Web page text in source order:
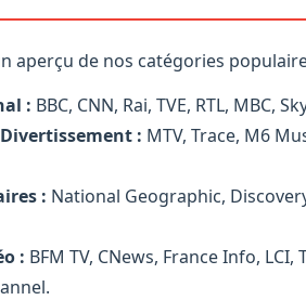
aperçu de nos catégories
: BBC, CNN, Rai, TVE, RTL, MBC,
: MTV, Trace, M6
: National Geographic,
: BFM TV, CNews, France Info, LCI,